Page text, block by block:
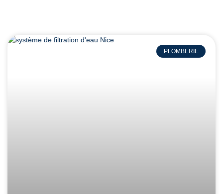
PLOMBERIE